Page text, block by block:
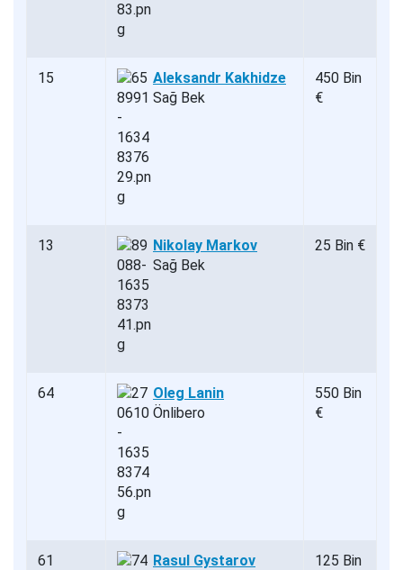
15
Aleksandr Kakhidze
Sağ Bek
450 Bin
€
13
Nikolay Markov
Sağ Bek
25 Bin €
64
Oleg Lanin
Önlibero
550 Bin
€
61
Rasul Gystarov
125 Bin